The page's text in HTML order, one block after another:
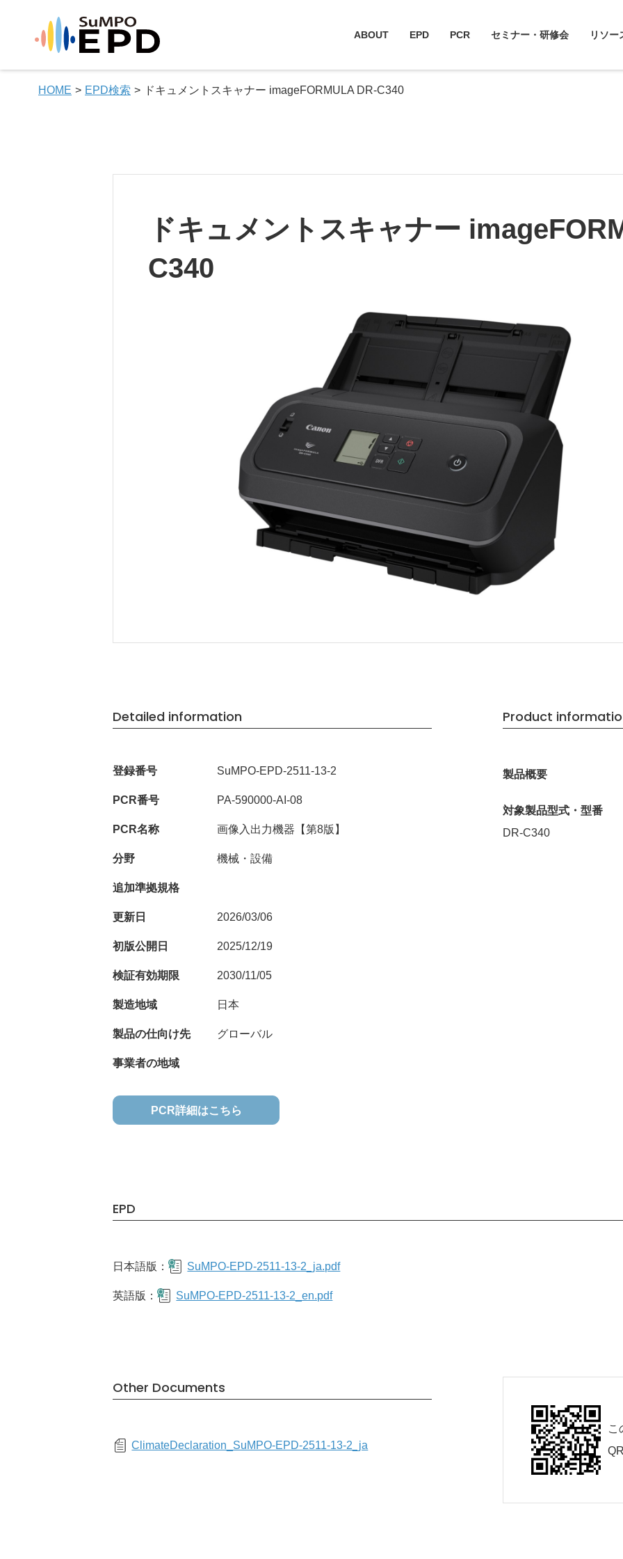
ABOUT EPD PCR セミナー・研修会 リソー
HOME EPD検索 ドキュメントスキャナー imageFORMULA DR-C340
ドキュメントスキャナー
C340
Detailed information
登録番号 SuMPO-EPD-2511-13-2
PCR番号 PA-590000-AI-08
PCR名称 画像入出力機器【第8版】
分野 機械・設備
追加準拠規格
更新日 2026/03/06
初版公開日 2025/12/19
検証有効期限 2030/11/05
製造地域 日本
製品の仕向け先 グローバル
事業者の地域
PCR詳細はこちら
Product
製品概要
対象製品型式・型番
DR-C340
EPD
日本語版： SuMPO-EPD-2511-13-2_ja.pdf
英語版： SuMPO-EPD-2511-13-2_en.pdf
Other Documents
ClimateDeclaration_SuMPO-EPD-2511-13-2_ja
こ